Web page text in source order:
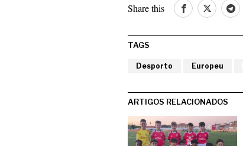
Share this
TAGS
Desporto Europeu
ARTIGOS RELACIONADOS